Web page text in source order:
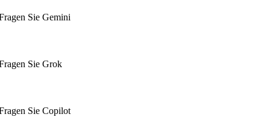
Sie Gemini
Sie Grok
Sie Copilot